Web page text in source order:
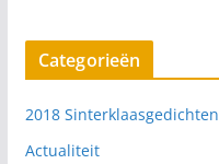
Categorieën
2018 Sinterklaasgedichten
Actualiteit